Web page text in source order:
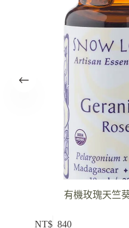
有機玫瑰天竺
NT$ 840